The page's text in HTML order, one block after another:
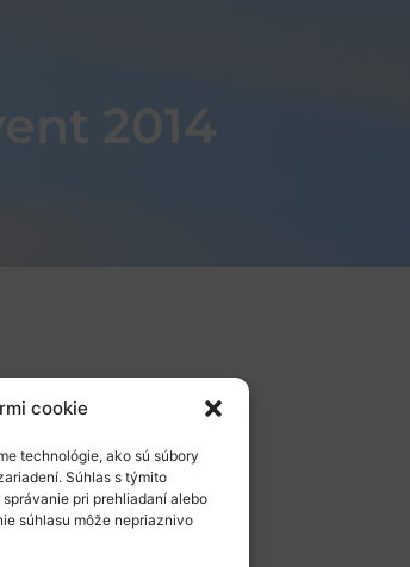
cookie
technológie, ako sú súbory
Súhlas s týmito
pri prehliadaní alebo
súhlasu môže nepriaznivo
2014